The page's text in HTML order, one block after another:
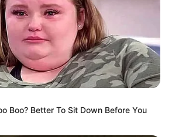
instagram/indrakenz)
terpancar kuat
Boo? Better To Sit Down Before You